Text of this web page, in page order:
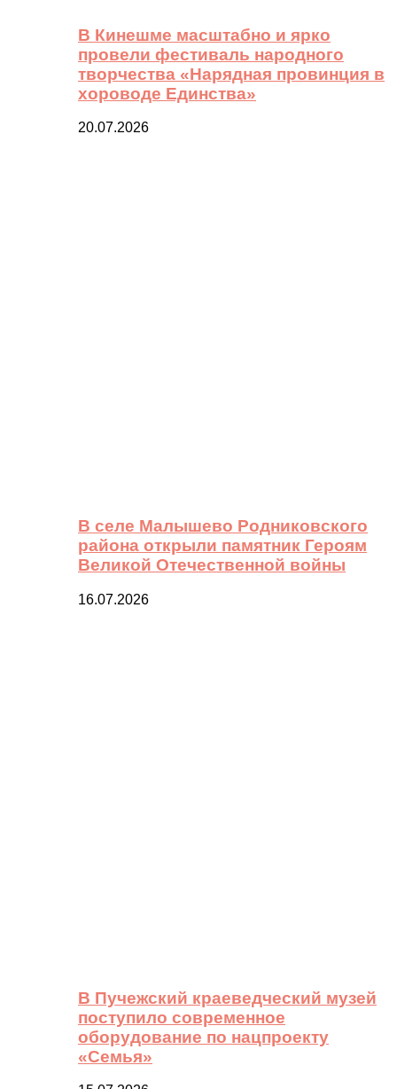
В Кинешме масштабно и ярко
провели фестиваль народного
творчества «Нарядная провинция в
хороводе Единства»
20.07.2026
В селе Малышево Родниковского
района открыли памятник Героям
Великой Отечественной войны
16.07.2026
В Пучежский краеведческий музей
поступило современное
оборудование по нацпроекту
«Семья»